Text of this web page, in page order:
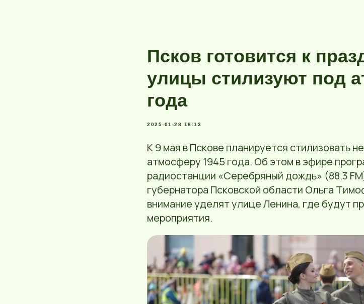
Псков готовится к
улицы стилизуют под
года
2025-01-28 16:13
К 9 мая в Пскове планируется стилизовать
атмосферу 1945 года. Об этом в эфире
радиостанции «Серебряный дождь» (88.3
губернатора Псковской области Ольга
внимание уделят улице Ленина, где будут
мероприятия.